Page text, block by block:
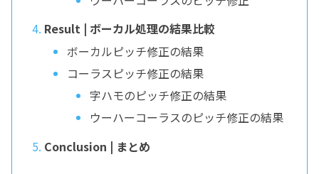
Result | ボーカル処理の結果比較
ボーカルピッチ修正の結果
コーラスピッチ修正の結果
字ハモのピッチ修正の結果
ウーハーコーラスのピッチ修正の結果
Conclusion | まとめ